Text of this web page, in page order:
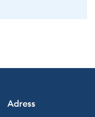
Adress